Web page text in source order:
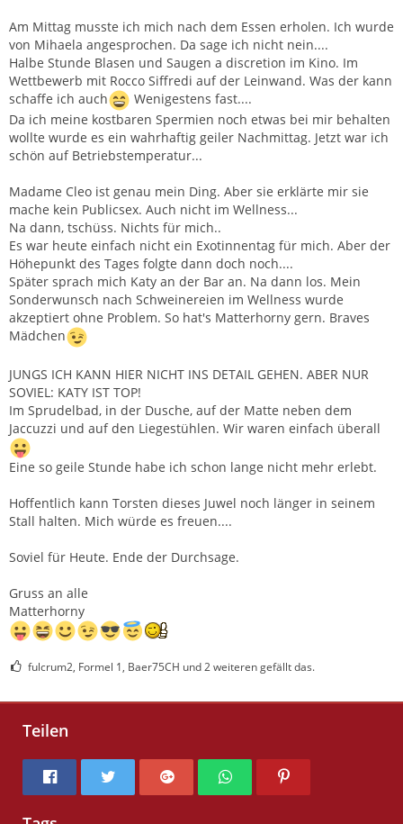
Am Mittag musste ich mich nach dem Essen erholen. Ich wurde
von Mihaela angesprochen. Da sage ich nicht nein....
Halbe Stunde Blasen und Saugen a discretion im Kino. Im
Wettbewerb mit Rocco Siffredi auf der Leinwand. Was der kann
schaffe ich auch
Wenigestens fast....
Da ich meine kostbaren Spermien noch etwas bei mir behalten
wollte wurde es ein wahrhaftig geiler Nachmittag. Jetzt war ich
schön auf Betriebstemperatur...
Madame Cleo ist genau mein Ding. Aber sie erklärte mir sie
mache kein Publicsex. Auch nicht im Wellness...
Na dann, tschüss. Nichts für mich..
Es war heute einfach nicht ein Exotinnentag für mich. Aber der
Höhepunkt des Tages folgte dann doch noch....
Später sprach mich Katy an der Bar an. Na dann los. Mein
Sonderwunsch nach Schweinereien im Wellness wurde
akzeptiert ohne Problem. So hat's Matterhorny gern. Braves
Mädchen
JUNGS ICH KANN HIER NICHT INS DETAIL GEHEN. ABER NUR
SOVIEL: KATY IST TOP!
Im Sprudelbad, in der Dusche, auf der Matte neben dem
Jaccuzzi und auf den Liegestühlen. Wir waren einfach überall
Eine so geile Stunde habe ich schon lange nicht mehr erlebt.
Hoffentlich kann Torsten dieses Juwel noch länger in seinem
Stall halten. Mich würde es freuen....
Soviel für Heute. Ende der Durchsage.
Gruss an alle
Matterhorny
fulcrum2, Formel 1, Baer75CH und 2 weiteren gefällt das.
Teilen